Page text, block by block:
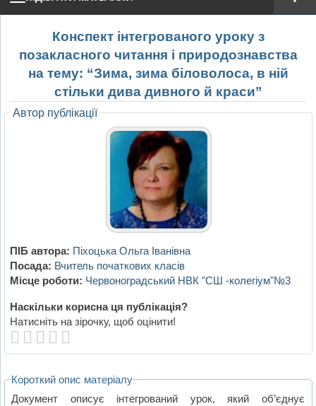
Конспект інтегрованого уроку з
позакласного читання і природознавства
на тему: “Зима, зима біловолоса, в ній
стільки дива дивного й краси”
Автор публікації
ПІБ автора: Піхоцька Ольга Іванівна
Посада: Вчитель початкових класів
Місце роботи: Червоноградський НВК "СШ -колегіум"№3
Наскільки корисна ця публікація?
Натисніть на зірочку, щоб оцінити!
Короткий опис матеріалу
Документ описує інтегрований урок, який об’єднує